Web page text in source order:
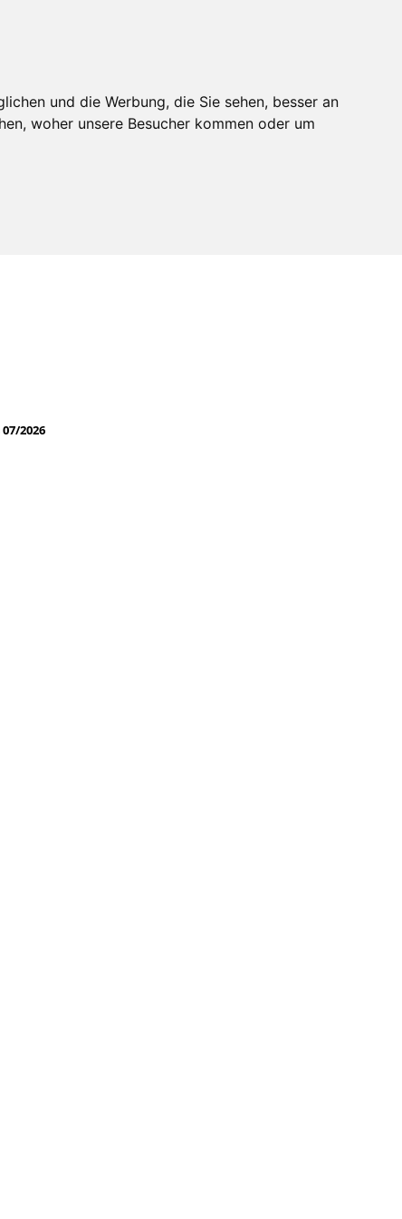
und die Werbung, die Sie sehen, besser an
woher unsere Besucher kommen oder um
2026